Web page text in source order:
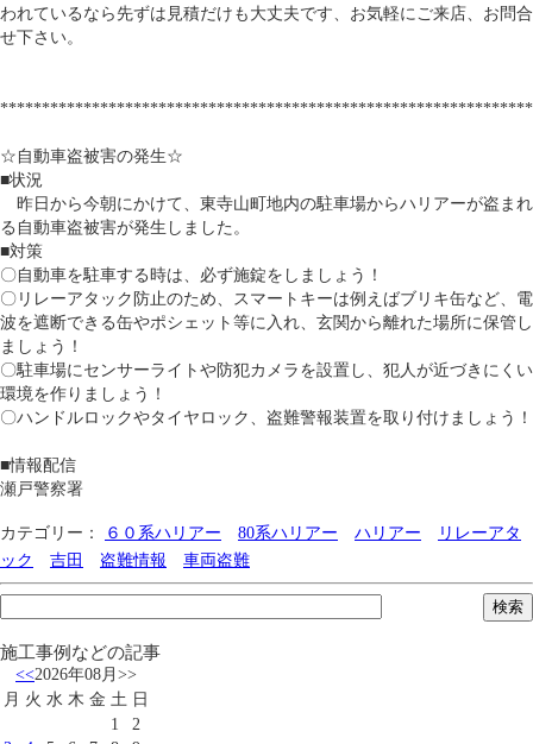
われているなら先ずは見積だけも大丈夫です、お気軽にご来店、お問合
せ下さい。
☆自動車盗被害の発生☆
■状況
昨日から今朝にかけて、東寺山町地内の駐車場からハリアーが盗まれ
る自動車盗被害が発生しました。
■対策
〇自動車を駐車する時は、必ず施錠をしましょう！
〇リレーアタック防止のため、スマートキーは例えばブリキ缶など、電
波を遮断できる缶やポシェット等に入れ、玄関から離れた場所に保管し
ましょう！
〇駐車場にセンサーライトや防犯カメラを設置し、犯人が近づきにくい
環境を作りましょう！
〇ハンドルロックやタイヤロック、盗難警報装置を取り付けましょう！
■情報配信
瀬戸警察署
カテゴリー： ６０系ハリアー 80系ハリアー ハリアー
リレーアタ
ック
吉田 盗難情報 車両盗難
施工事例などの記事
<<2026年08月 >>
月 火 水 木 金 土 日
1
2